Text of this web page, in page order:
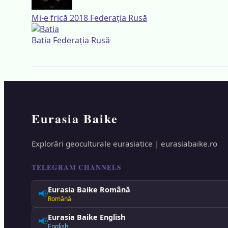
Mi-e frică 2018 Federația Rusă
Batia Federația Rusă
Eurasia Baike
Explorări geoculturale eurasiatice | eurasiabaike.ro
TELEGRAM CHANNELS
📢Eurasia Baike Română
Română
📢Eurasia Baike English
English